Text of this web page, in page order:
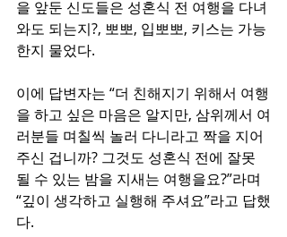
을 앞둔 신도들은 성혼식 전 여행을 다녀
와도 되는지?, 뽀뽀, 입뽀뽀, 키스는 가능
한지 물었다.
이에 답변자는 “더 친해지기 위해서 여행
을 하고 싶은 마음은 알지만, 삼위께서 여
러분들 며칠씩 놀러 다니라고 짝을 지어
주신 겁니까? 그것도 성혼식 전에 잘못
될 수 있는 밤을 지새는 여행을요?”라며
“깊이 생각하고 실행해 주셔요”라고 답했
다.